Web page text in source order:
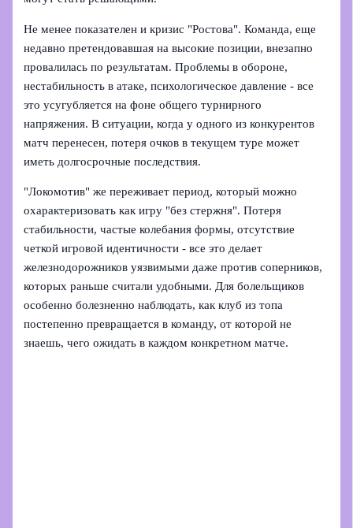
Не менее показателен и кризис "Ростова". Команда, еще
недавно претендовавшая на высокие позиции, внезапно
провалилась по результатам. Проблемы в обороне,
нестабильность в атаке, психологическое давление - все
это усугубляется на фоне общего турнирного
напряжения. В ситуации, когда у одного из конкурентов
матч перенесен, потеря очков в текущем туре может
иметь долгосрочные последствия.
"Локомотив" же переживает период, который можно
охарактеризовать как игру "без стержня". Потеря
стабильности, частые колебания формы, отсутствие
четкой игровой идентичности - все это делает
железнодорожников уязвимыми даже против соперников,
которых раньше считали удобными. Для болельщиков
особенно болезненно наблюдать, как клуб из топа
постепенно превращается в команду, от которой не
знаешь, чего ожидать в каждом конкретном матче.